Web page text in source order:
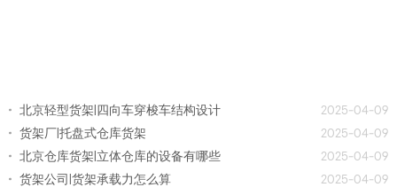
北京轻型货架|四向车穿梭车结构设计
2025-04-09
货架厂|托盘式仓库货架
2025-04-09
北京仓库货架|立体仓库的设备有哪些
2025-04-09
货架公司|货架承载力怎么算
2025-04-09